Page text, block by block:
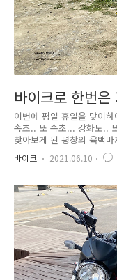
바이크로 한번
지기!
이번에 평일 휴일을 맞이
속초.. 또 속초... 강화도..
찾아보게 된 평창의 육백
이 아닌 편도로만 이에요.
뭐 겁~~나게 멀다고 할 수
에서 다른길로 들어가더라
왔죠. 중간중간 사진은 없
먹기 전까지 올 수 있기 때
했습니다. 크.. 대관령 삼
바이크 2021.06.10